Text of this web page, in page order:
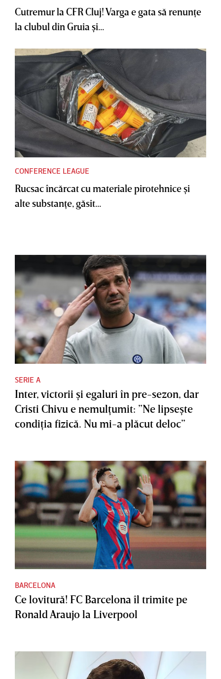
Cutremur la CFR Cluj! Varga e gata să renunţe
la clubul din Gruia şi...
CONFERENCE LEAGUE
Rucsac încărcat cu materiale pirotehnice şi
alte substanţe, găsit...
SERIE A
Inter, victorii şi egaluri în pre-sezon, dar
Cristi Chivu e nemulţumit: ”Ne lipseşte
condiţia fizică. Nu mi-a plăcut deloc”
BARCELONA
Ce lovitură! FC Barcelona îl trimite pe
Ronald Araujo la Liverpool